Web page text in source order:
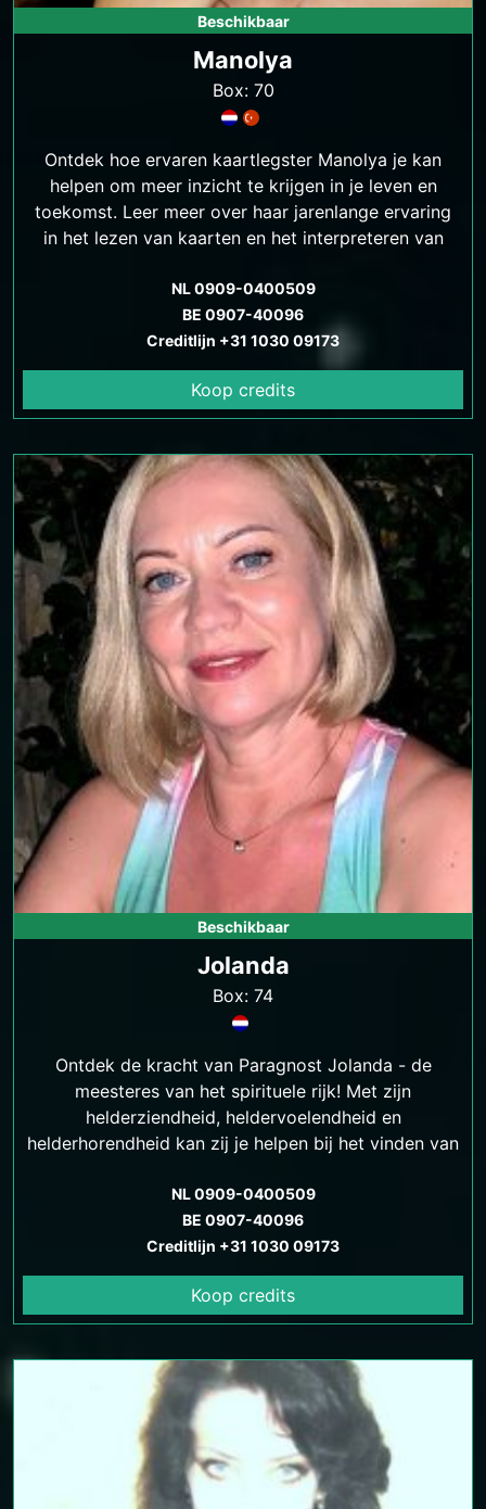
Beschikbaar
Manolya
Box: 70
Ontdek hoe ervaren kaartlegster Manolya je kan
helpen om meer inzicht te krijgen in je leven en
toekomst. Leer meer over haar jarenlange ervaring
in het lezen van kaarten en het interpreteren van
NL 0909-0400509
BE 0907-40096
Creditlijn +31 1030 09173
Koop credits
Beschikbaar
Jolanda
Box: 74
Ontdek de kracht van Paragnost Jolanda - de
meesteres van het spirituele rijk! Met zijn
helderziendheid, heldervoelendheid en
helderhorendheid kan zij je helpen bij het vinden van
emotionele en spirituele balans.
NL 0909-0400509
BE 0907-40096
Creditlijn +31 1030 09173
Koop credits